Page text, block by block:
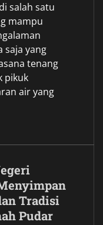
salah satu
mampu
saja yang
tenang
pikuk
air yang
Tradisi
Pudar